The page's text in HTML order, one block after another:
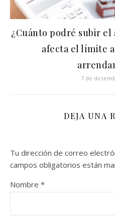
¿Cuánto podré subir el
afecta el límite
7 de
DEJA UNA
Tu dirección de correo
campos obligatorios están
Nombre *